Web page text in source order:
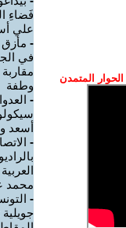
المتمدن
فَضاءِ
علي
- مأزق
في
وطفة
-
أسعد
-
محمد
-